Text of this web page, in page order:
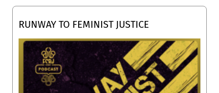
RUNWAY TO FEMINIST JUSTICE